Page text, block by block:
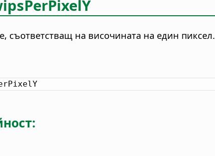
съответстващ на височината на един пиксел.